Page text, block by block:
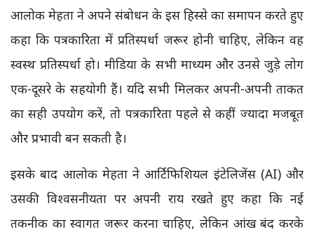
आलोक मेहता ने अपने संबोधन के इस हिस्से का समापन करते हुए
कहा कि पत्रकारिता में प्रतिस्पर्धा जरूर होनी चाहिए, लेकिन वह
स्वस्थ प्रतिस्पर्धा हो। मीडिया के सभी माध्यम और उनसे जुड़े लोग
एक-दूसरे के सहयोगी हैं। यदि सभी मिलकर अपनी-अपनी ताकत
का सही उपयोग करें, तो पत्रकारिता पहले से कहीं ज्यादा मजबूत
और प्रभावी बन सकती है।
इसके बाद आलोक मेहता ने आर्टिफिशियल इंटेलिजेंस (AI) और
उसकी विश्वसनीयता पर अपनी राय रखते हुए कहा कि नई
तकनीक का स्वागत जरूर करना चाहिए, लेकिन आंख बंद करके